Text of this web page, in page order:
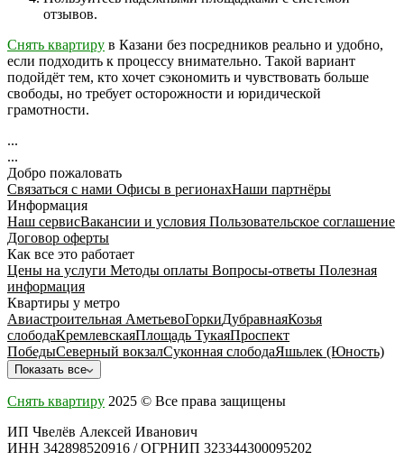
отзывов.
Снять квартиру в Казани без посредников реально и удобно,
если подходить к процессу внимательно. Такой вариант
подойдёт тем, кто хочет сэкономить и чувствовать больше
свободы, но требует осторожности и юридической
грамотности.
...
...
Добро пожаловать
Связаться с нами Офисы в регионахНаши партнёры
Информация
Наш сервисВакансии и условия Пользовательское соглашение
Договор оферты
Как все это работает
Цены на услуги Методы оплаты Вопросы-ответы Полезная
информация
Квартиры у метро
Авиастроительная АметьевоГоркиДубравнаяКозья
слободаКремлевскаяПлощадь ТукаяПроспект
ПобедыСеверный вокзалСуконная слободаЯшьлек (Юность)
Показать все
Снять квартиру 2025 © Все права защищены
ИП Чвелёв Алексей Иванович
ИНН 342898520916 / ОГРНИП 323344300095202